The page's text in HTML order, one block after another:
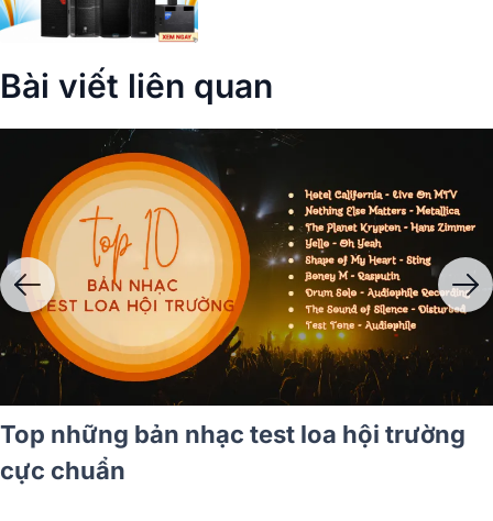
Bài viết liên quan
Top 5 dòng loa hội trường công suất
1200W hay nhất hiện nay